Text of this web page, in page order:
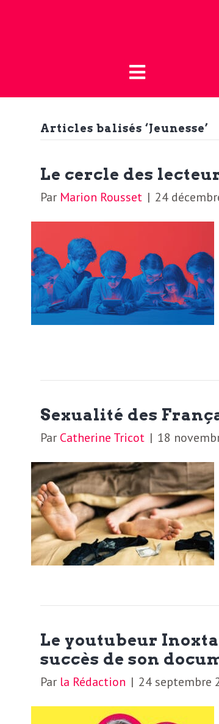
’
a
c
t
u
L
M
i
d
i
n
a
l
e
L
B
o
e
S
’
o
n
n
r
à
l
a
N
w
e
t
Articles balisés ‘Jeunesse’
Le cercle des
Par Marion Rousset | 24
Sexualité des
Par Catherine Tricot | 18
Le youtubeur
succès de son
Par la Rédaction | 24 septembre